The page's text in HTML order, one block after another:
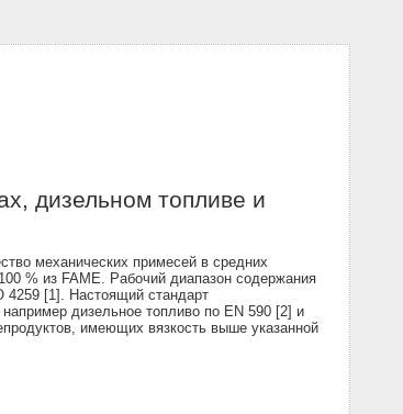
дизельном топливе и
механических примесей в средних
% из FAME. Рабочий диапазон содержания
4259 [1]. Настоящий стандарт
дизельное топливо по EN 590 [2] и
имеющих вязкость выше указанной